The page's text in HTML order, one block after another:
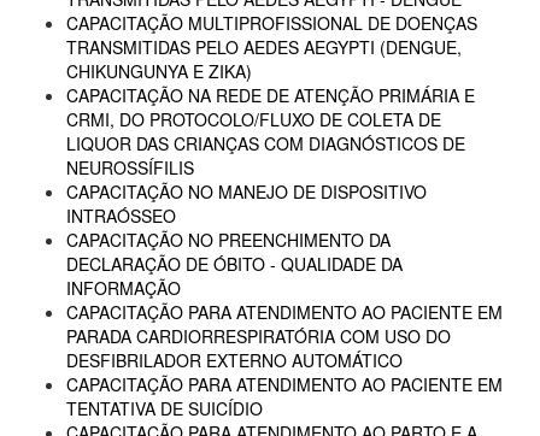
CAPACITAÇÃO MULTIPROFISSIONAL DE DOENÇAS
TRANSMITIDAS PELO AEDES AEGYPTI (DENGUE,
CHIKUNGUNYA E ZIKA)
CAPACITAÇÃO NA REDE DE ATENÇÃO PRIMÁRIA E
CRMI, DO PROTOCOLO/FLUXO DE COLETA DE
LIQUOR DAS CRIANÇAS COM DIAGNÓSTICOS DE
NEUROSSÍFILIS
CAPACITAÇÃO NO MANEJO DE DISPOSITIVO
INTRAÓSSEO
CAPACITAÇÃO NO PREENCHIMENTO DA
DECLARAÇÃO DE ÓBITO - QUALIDADE DA
INFORMAÇÃO
CAPACITAÇÃO PARA ATENDIMENTO AO PACIENTE EM
PARADA CARDIORRESPIRATÓRIA COM USO DO
DESFIBRILADOR EXTERNO AUTOMÁTICO
CAPACITAÇÃO PARA ATENDIMENTO AO PACIENTE EM
TENTATIVA DE SUICÍDIO